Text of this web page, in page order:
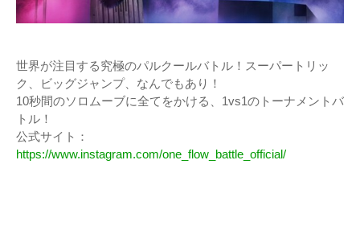
世界が注目する究極のパルクールバトル！スーパートリッ
ク、ビッグジャンプ、なんでもあり！
10秒間のソロムーブに全てをかける、1vs1のトーナメントバ
トル！
公式サイト：
https://www.instagram.com/one_flow_battle_official/